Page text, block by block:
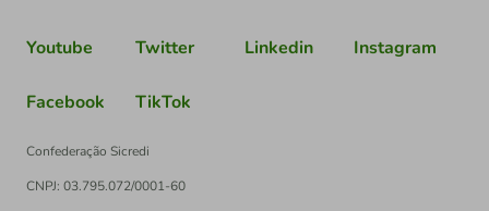
Youtube Twitter Linkedin Instagram
Facebook TikTok
Confederação Sicredi
CNPJ: 03.795.072/0001-60